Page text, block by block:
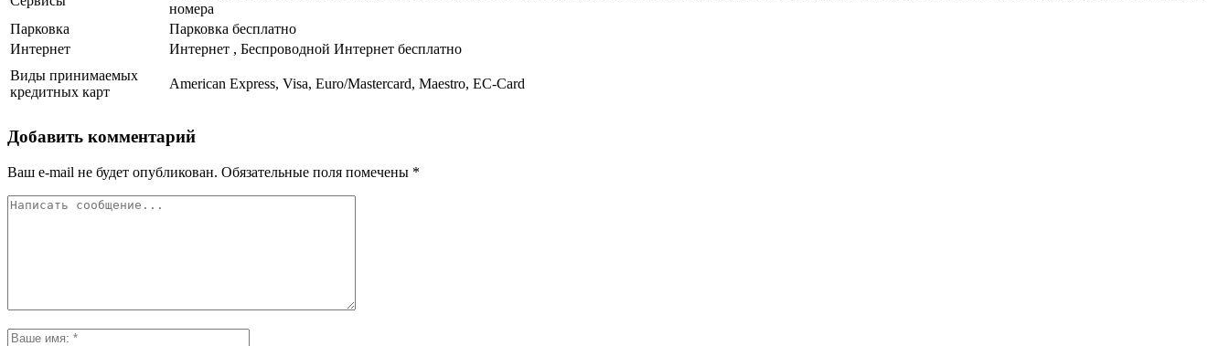
номера
Парковка
Парковка бесплатно
Интернет
Интернет , Беспроводной Интернет бесплатно
Виды принимаемых
кредитных карт
American Express, Visa, Euro/Mastercard, Maestro, EC-Card
Добавить комментарий
Ваш e-mail не будет опубликован. Обязательные поля помечены *